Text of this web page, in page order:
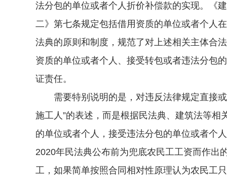
法分包的单位或者个人折价补偿款的实现。《
二》第七条规定包括借用资质的单位或者个人
法典的原则和制度，规范了对上述相关主体合
资质的单位或者个人、接受转包或者违法分包
证责任。
需要特别说明的是，对违反法律规定直接或
施工人”的表述，而是根据民法典、建筑法等
的单位或者个人，接受违法分包的单位或者个
2020年民法典公布前为兜底农民工工资而作出
工，如果简单按照合同相对性原理认为农民工